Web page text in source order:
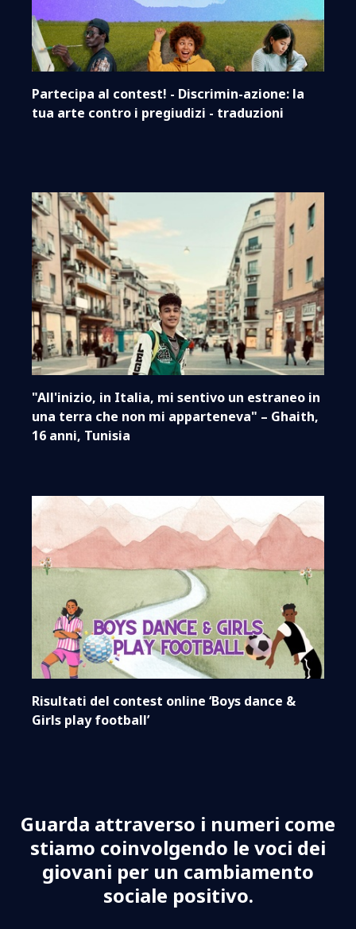
Partecipa al contest! - Discrimin-azione: la
tua arte contro i pregiudizi - traduzioni
"All'inizio, in Italia, mi sentivo un estraneo in
una terra che non mi apparteneva" – Ghaith,
16 anni, Tunisia
Risultati del contest online ‘Boys dance &
Girls play football’
Guarda attraverso i numeri come
stiamo coinvolgendo le voci dei
giovani per un cambiamento
sociale positivo.